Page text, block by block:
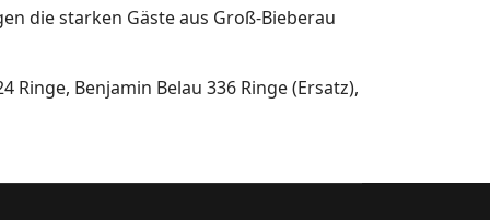
die starken Gäste aus Groß-Bieberau
Ringe, Benjamin Belau 336 Ringe (Ersatz),